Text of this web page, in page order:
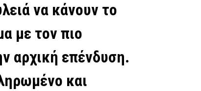
να κάνουν το
με τον πιο
αρχική επένδυση.
και